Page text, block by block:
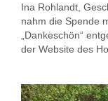
Ina Rohlandt,
nahm die Spende
„Dankeschön“
der Website des